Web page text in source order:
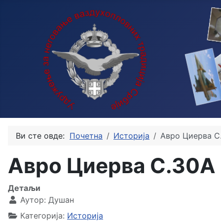
Ви сте овде: Почетна Историја Авро Циерва
Авро Циерва C.30A
Детаљи
Аутор: Душан
Категорија: Историја